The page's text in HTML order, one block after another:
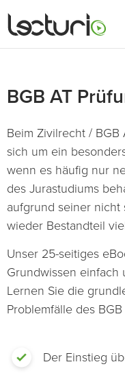
BGB AT
Beim Zivilrecht / BGB
sich um ein
wenn es häufig nur
des Jurastudiums
aufgrund seiner nicht
wieder Bestandteil
Unser 25-seitiges
Grundwissen einfach
Lernen Sie die
Problemfälle des
Der Einstieg